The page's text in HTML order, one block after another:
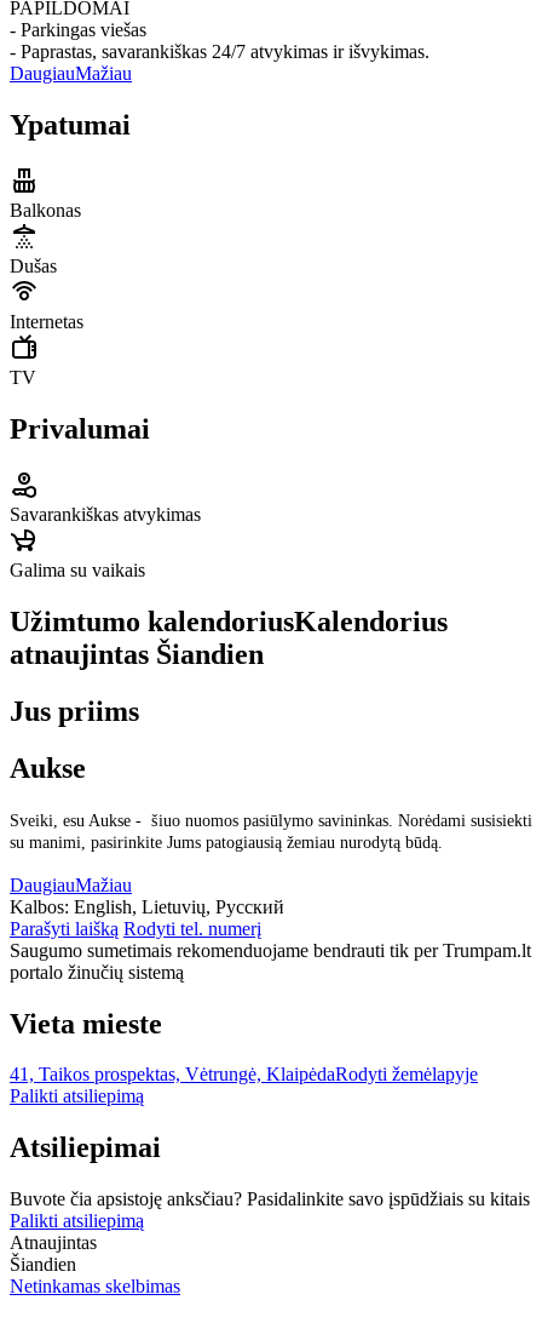
PAPILDOMAI
- Parkingas viešas
- Paprastas, savarankiškas 24/7 atvykimas ir išvykimas.
DaugiauMažiau
Ypatumai
Balkonas
Dušas
Internetas
TV
Privalumai
Savarankiškas atvykimas
Galima su vaikais
Užimtumo kalendoriusKalendorius
atnaujintas Šiandien
Jus priims
Aukse
Sveiki, esu Aukse - šiuo nuomos pasiūlymo savininkas. Norėdami susisiekti
su manimi, pasirinkite Jums patogiausią žemiau nurodytą būdą.
DaugiauMažiau
Kalbos: English, Lietuvių, Русский
Parašyti laišką Rodyti tel. numerį
Saugumo sumetimais rekomenduojame bendrauti tik per Trumpam.lt
portalo žinučių sistemą
Vieta mieste
41, Taikos prospektas, Vėtrungė, KlaipėdaRodyti žemėlapyje
Palikti atsiliepimą
Atsiliepimai
Buvote čia apsistoję anksčiau? Pasidalinkite savo įspūdžiais su kitais
Palikti atsiliepimą
Atnaujintas
Šiandien
Netinkamas skelbimas